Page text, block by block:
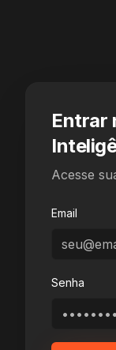
Entrar
Acesse
Email
Senha